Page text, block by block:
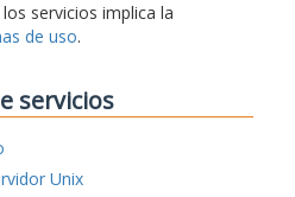
servicios implica la
de uso.
servicios
Unix